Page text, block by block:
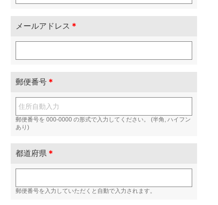
メールアドレス ＊
郵便番号 ＊
郵便番号を 000-0000 の形式で入力してください。 (半角, ハイフン
あり)
都道府県 ＊
郵便番号を入力していただくと自動で入力されます。